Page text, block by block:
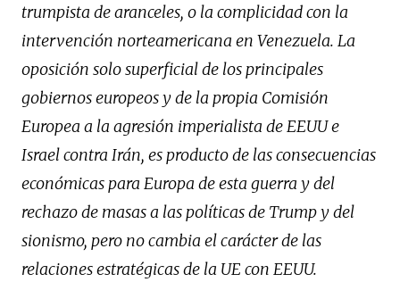
trumpista de aranceles, o la complicidad con la
intervención norteamericana en Venezuela. La
oposición solo superficial de los principales
gobiernos europeos y de la propia Comisión
Europea a la agresión imperialista de EEUU e
Israel contra Irán, es producto de las consecuencias
económicas para Europa de esta guerra y del
rechazo de masas a las políticas de Trump y del
sionismo, pero no cambia el carácter de las
relaciones estratégicas de la UE con EEUU.